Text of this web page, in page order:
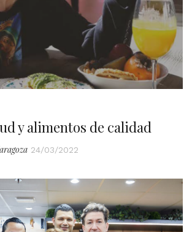
y alimentos de calidad
24/03/2022